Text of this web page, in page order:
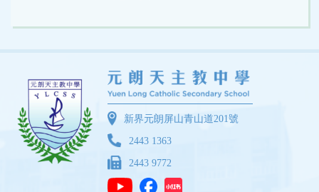
新界元朗屏山青山道201號
2443 1363
2443 9772